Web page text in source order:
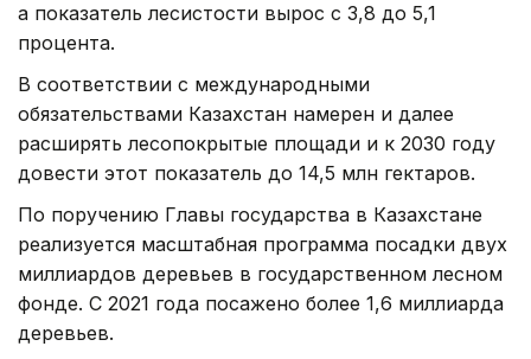
а показатель лесистости вырос с 3,8 до 5,1
процента.
В соответствии с международными
обязательствами Казахстан намерен и далее
расширять лесопокрытые площади и к 2030 году
довести этот показатель до 14,5 млн гектаров.
По поручению Главы государства в Казахстане
реализуется масштабная программа посадки двух
миллиардов деревьев в государственном лесном
фонде. С 2021 года посажено более 1,6 миллиарда
деревьев.